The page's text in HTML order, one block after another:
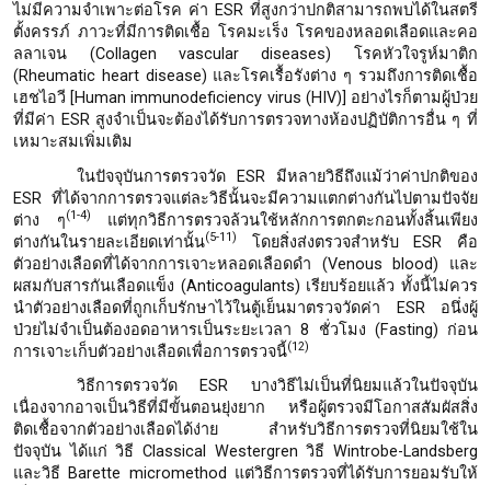
ไม่มีความจำเพาะต่อโรค ค่า ESR ที่สูงกว่าปกติสามารถพบได้ในสตรี
ตั้งครรภ์ ภาวะที่มีการติดเชื้อ โรคมะเร็ง โรคของหลอดเลือดและคอ
ลลาเจน (Collagen vascular diseases) โรคหัวใจรูห์มาติก
(Rheumatic heart disease) และโรคเรื้อรังต่าง ๆ รวมถึงการติดเชื้อ
เฮชไอวี [Human immunodeficiency virus (HIV)] อย่างไรก็ตามผู้ป่วย
ที่มีค่า ESR สูงจำเป็นจะต้องได้รับการตรวจทางห้องปฏิบัติการอื่น ๆ ที่
เหมาะสมเพิ่มเติม
ในปัจจุบันการตรวจวัด ESR มีหลายวิธีถึงแม้ว่าค่าปกติของ
ESR ที่ได้จากการตรวจแต่ละวิธีนั้นจะมีความแตกต่างกันไปตามปัจจัย
ต่าง ๆ(1-4)
แต่ทุกวิธีการตรวจล้วนใช้หลักการตกตะกอนทั้งสิ้นเพียง
ต่างกันในรายละเอียดเท่านั้น(5-11)
โดยสิ่งส่งตรวจสำหรับ ESR คือ
ตัวอย่างเลือดที่ได้จากการเจาะหลอดเลือดดํา (Venous blood) และ
ผสมกับสารกันเลือดแข็ง (Anticoagulants) เรียบร้อยแล้ว ทั้งนี้ไม่ควร
นำตัวอย่างเลือดที่ถูกเก็บรักษาไว้ในตู้เย็นมาตรวจวัดค่า ESR อนึ่งผู้
ป่วยไม่จําเป็นต้องอดอาหารเป็นระยะเวลา 8 ชั่วโมง (Fasting) ก่อน
การเจาะเก็บตัวอย่างเลือดเพื่อการตรวจนี้(12)
วิธีการตรวจวัด ESR บางวิธีไม่เป็นที่นิยมแล้วในปัจจุบัน
เนื่องจากอาจเป็นวิธีที่มีขั้นตอนยุ่งยาก หรือผู้ตรวจมีโอกาสสัมผัสสิ่ง
ติดเชื้อจากตัวอย่างเลือดได้ง่าย สำหรับวิธีการตรวจที่นิยมใช้ใน
ปัจจุบัน ได้แก่ วิธี Classical Westergren วิธี Wintrobe-Landsberg
และวิธี Barette micromethod แต่วิธีการตรวจที่ได้รับการยอมรับให้